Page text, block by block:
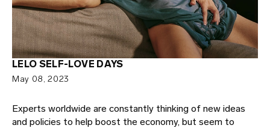
LELO SELF-LOVE DAYS
May 08, 2023
Experts worldwide are constantly thinking of new ideas
and policies to help boost the economy, but seem to